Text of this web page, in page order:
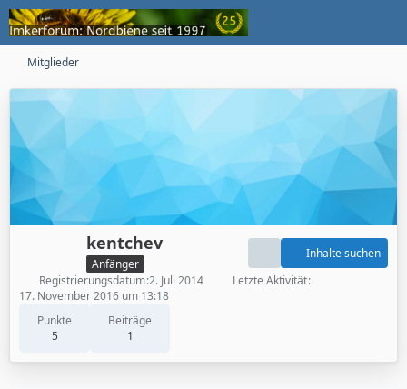
Mitglieder
kentchev
Anfänger
Punkte
5
Beiträge
1
Inhalte suchen
Registrierungsdatum 2. Juli 2014
Letzte Aktivität
17. November 2016 um 13:18